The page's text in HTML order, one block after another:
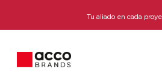
Tu aliado en cada